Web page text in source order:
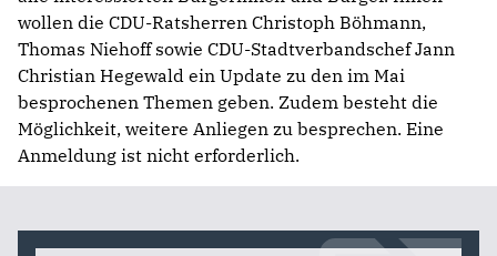
wollen die CDU-Ratsherren Christoph Böhmann,
Thomas Niehoff sowie CDU-Stadtverbandschef Jann
Christian Hegewald ein Update zu den im Mai
besprochenen Themen geben. Zudem besteht die
Möglichkeit, weitere Anliegen zu besprechen. Eine
Anmeldung ist nicht erforderlich.